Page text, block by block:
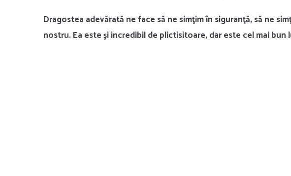
Dragostea adevărată ne face să ne simţim în siguranţă, să ne
nostru. Ea este şi incredibil de plictisitoare, dar este cel mai